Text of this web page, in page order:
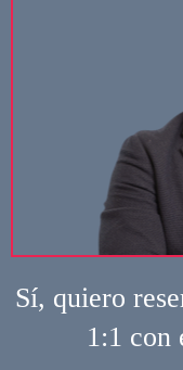
Sí, quiero
1:1